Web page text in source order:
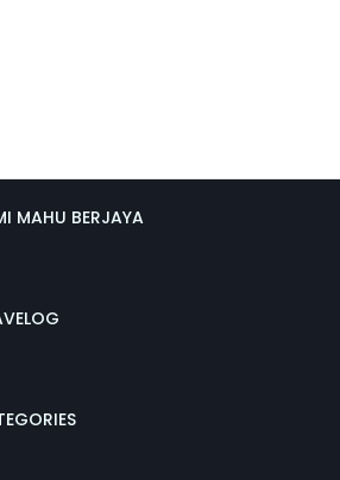
MAHU BERJAYA